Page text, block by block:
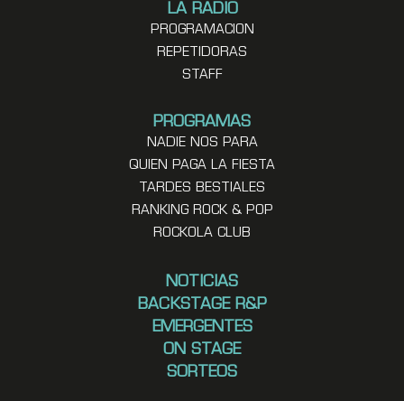
LA RADIO
PROGRAMACION
REPETIDORAS
STAFF
PROGRAMAS
NADIE NOS PARA
QUIEN PAGA LA FIESTA
TARDES BESTIALES
RANKING ROCK & POP
ROCKOLA CLUB
NOTICIAS
BACKSTAGE R&P
EMERGENTES
ON STAGE
SORTEOS